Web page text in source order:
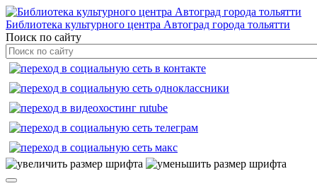
Библиотека культурного центра Автоград города тольятти
Поиск по сайту